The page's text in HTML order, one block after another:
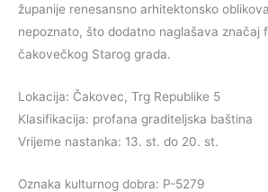
županije renesansno arhitektonsko
nepoznato, što dodatno naglašava značaj
čakovečkog Starog grada.
Lokacija: Čakovec, Trg Republike 5
Klasifikacija: profana graditeljska baština
Vrijeme nastanka: 13. st. do 20. st.
Oznaka kulturnog dobra: P-5279